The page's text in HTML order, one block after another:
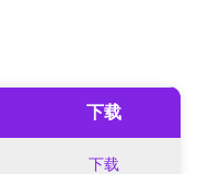
下载
下载